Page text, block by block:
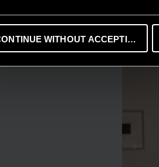
WITHOUT ACCEPTING